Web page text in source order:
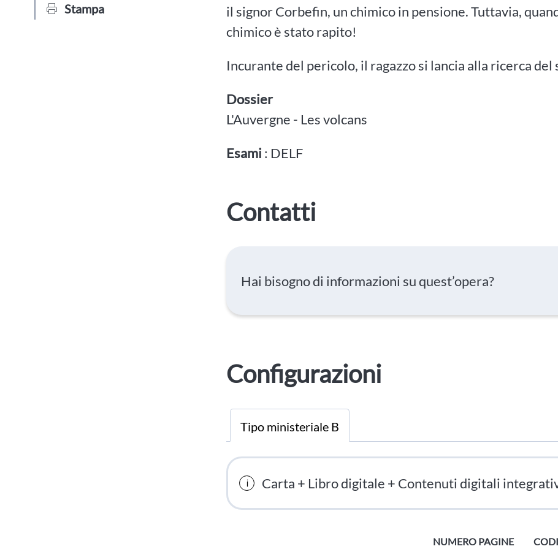
Stampa
il signor Corbefin, un chimico in pensione. Tuttavia,
chimico è stato rapito!
Incurante del pericolo, il ragazzo si lancia alla ricerca del
Dossier
L'Auvergne - Les volcans
Esami : DELF
Contatti
Hai bisogno di informazioni su quest’opera?
Configurazioni
Tipo ministeriale B
Carta + Libro digitale + Contenuti digitali
NUMERO PAGINE